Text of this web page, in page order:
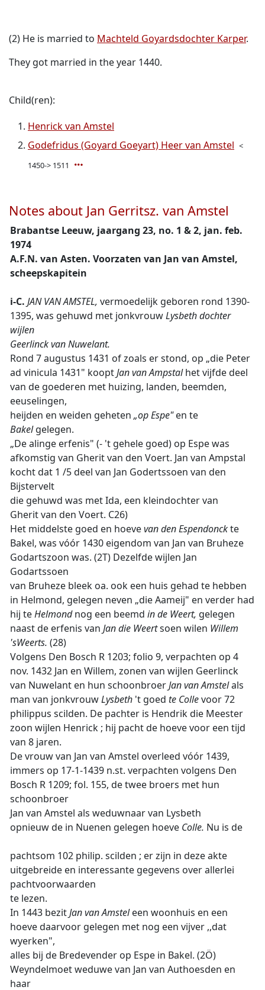
(2) He is married to Machteld Goyardsdochter Karper.
They got married in the year 1440.
Child(ren):
Henrick van Amstel
Godefridus (Goyard Goeyart) Heer van Amstel <
1450-> 1511
Notes about Jan Gerritsz. van Amstel
Brabantse Leeuw, jaargang 23, no. 1 & 2, jan. feb.
1974
A.F.N. van Asten. Voorzaten van Jan van Amstel,
scheepskapitein
i-C. JAN VAN AMSTEL, vermoedelijk geboren rond 1390-
1395, was gehuwd met jonkvrouwLysbeth dochter
wijlen
Geerlinck van Nuwelant.
Rond 7 augustus 1431 of zoals er stond, op „die Peter
ad vinicula 1431" kooptJan van Ampstalhet vijfde deel
van de goederen met huizing, landen, beemden,
eeuselingen,
heijden en weiden geheten „op Espe"en te
Bakelgelegen.
„De alinge erfenis" (- 't gehele goed) op Espe was
afkomstig van Gherit van den Voert. Jan van Ampstal
kocht dat 1 /5 deel van Jan Godertssoen van den
Bijstervelt
die gehuwd was met Ida, een kleindochter van
Gherit van den Voert. C26)
Het middelste goed en hoevevan den Espendonckte
Bakel, was vóór 1430 eigendom van Jan van Bruheze
Godartszoon was. (2T) Dezelfde wijlen Jan
Godartssoen
van Bruheze bleek oa. ook een huis gehad te hebben
in Helmond, gelegen neven „die Aameij" en verder had
hij teHelmondnog een beemd in de Weert, gelegen
naast de erfenis van Jan die Weertsoen wilen Willem
'sWeerts. (28)
Volgens Den Bosch R 1203; folio 9, verpachten op 4
nov. 1432 Jan en Willem, zonen van wijlen Geerlinck
van Nuwelant en hun schoonbroerJan van Amstelals
man van jonkvrouwLysbeth 't goed te Collevoor 72
philippus scilden. De pachter is Hendrik die Meester
zoon wijlen Henrick ; hij pacht de hoeve voor een tijd
van 8 jaren.
De vrouw van Jan van Amstel overleed vóór 1439,
immers op 17-1-1439 n.st. verpachten volgens Den
Bosch R 1209; fol. 155, de twee broers met hun
schoonbroer
Jan van Amstel als weduwnaar van Lysbeth
opnieuw de in Nuenen gelegen hoeve Colle. Nu is de
pachtsom 102 philip. scilden ; er zijn in deze akte
uitgebreide en interessante gegevens over allerlei
pachtvoorwaarden
te lezen.
In 1443 bezitJan van Amsteleen woonhuis en een
hoeve daarvoor gelegen met nog een vijver ,,dat
wyerken",
alles bij de Bredevender op Espe in Bakel. (2Ö)
Weyndelmoet weduwe van Jan van Authoesden en
haar